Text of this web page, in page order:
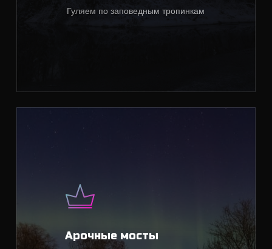
Гуляем по заповедным тропинкам
Арочные мосты